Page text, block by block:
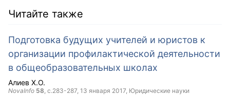
Читайте также
Подготовка будущих учителей и юристов к
организации профилактической деятельности
в общеобразовательных школах
Алиев Х.О.
NovaInfo 58, с.283-287, 13 января 2017, Юридические науки